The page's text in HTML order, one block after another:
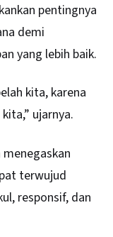
pentingnya
demi
yang lebih baik.
kita, karena
ujarnya.
terwujud
responsif, dan